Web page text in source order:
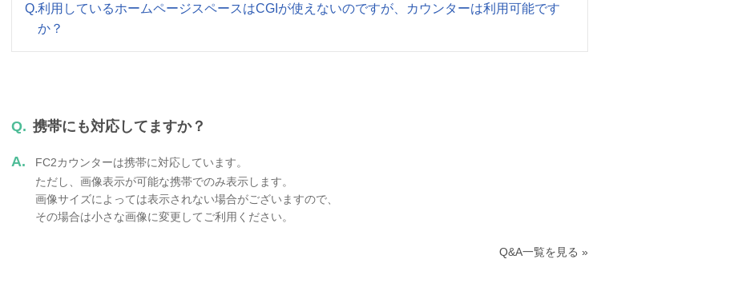
Q.利用しているホームページスペースはCGIが使えないのですが、カウンターは利用可能です
か？
Q. 携帯にも対応してますか？
A.
FC2カウンターは携帯に対応しています。
ただし、画像表示が可能な携帯でのみ表示します。
画像サイズによっては表示されない場合がございますので、
その場合は小さな画像に変更してご利用ください。
Q&A一覧を見る »